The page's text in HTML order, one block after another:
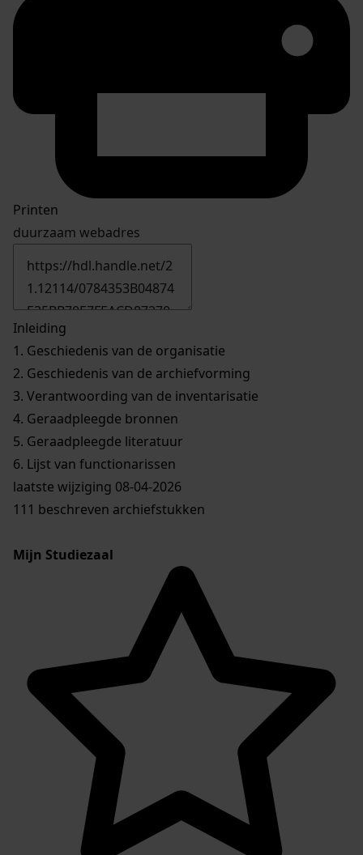
Printen
duurzaam webadres
Inleiding
1. Geschiedenis van de organisatie
2. Geschiedenis van de archiefvorming
3. Verantwoording van de inventarisatie
4. Geraadpleegde bronnen
5. Geraadpleegde literatuur
6. Lijst van functionarissen
laatste wijziging 08-04-2026
111 beschreven archiefstukken
Mijn Studiezaal